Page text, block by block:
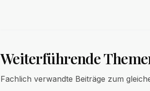
Weiterführende
Fachlich verwandte Beiträge zum